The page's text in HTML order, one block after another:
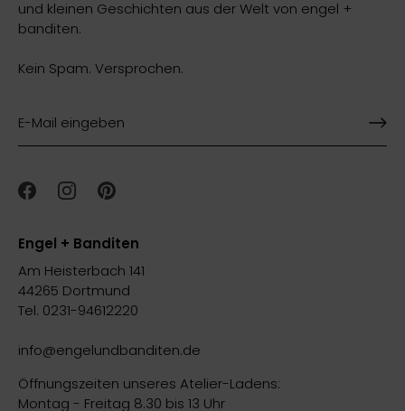
und kleinen Geschichten aus der Welt von engel +
banditen.
Kein Spam. Versprochen.
Engel + Banditen
Am Heisterbach 141
44265 Dortmund
Tel. 0231-94612220
info@engelundbanditen.de
Öffnungszeiten unseres Atelier-Ladens:
Montag - Freitag 8.30 bis 13 Uhr